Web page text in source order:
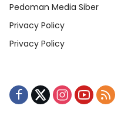
Pedoman Media Siber
Privacy Policy
Privacy Policy